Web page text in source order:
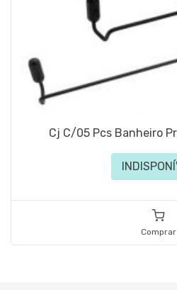
Cj C/05 Pcs Banheiro
Comprar